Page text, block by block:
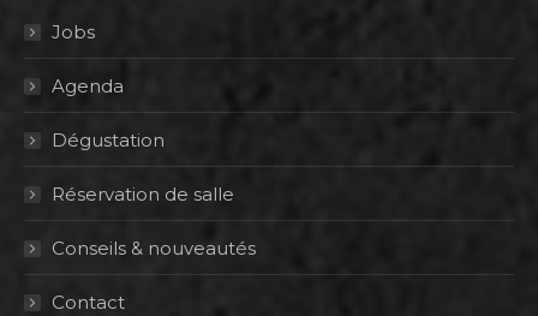
Jobs
Agenda
Dégustation
Réservation de salle
Conseils & nouveautés
Contact